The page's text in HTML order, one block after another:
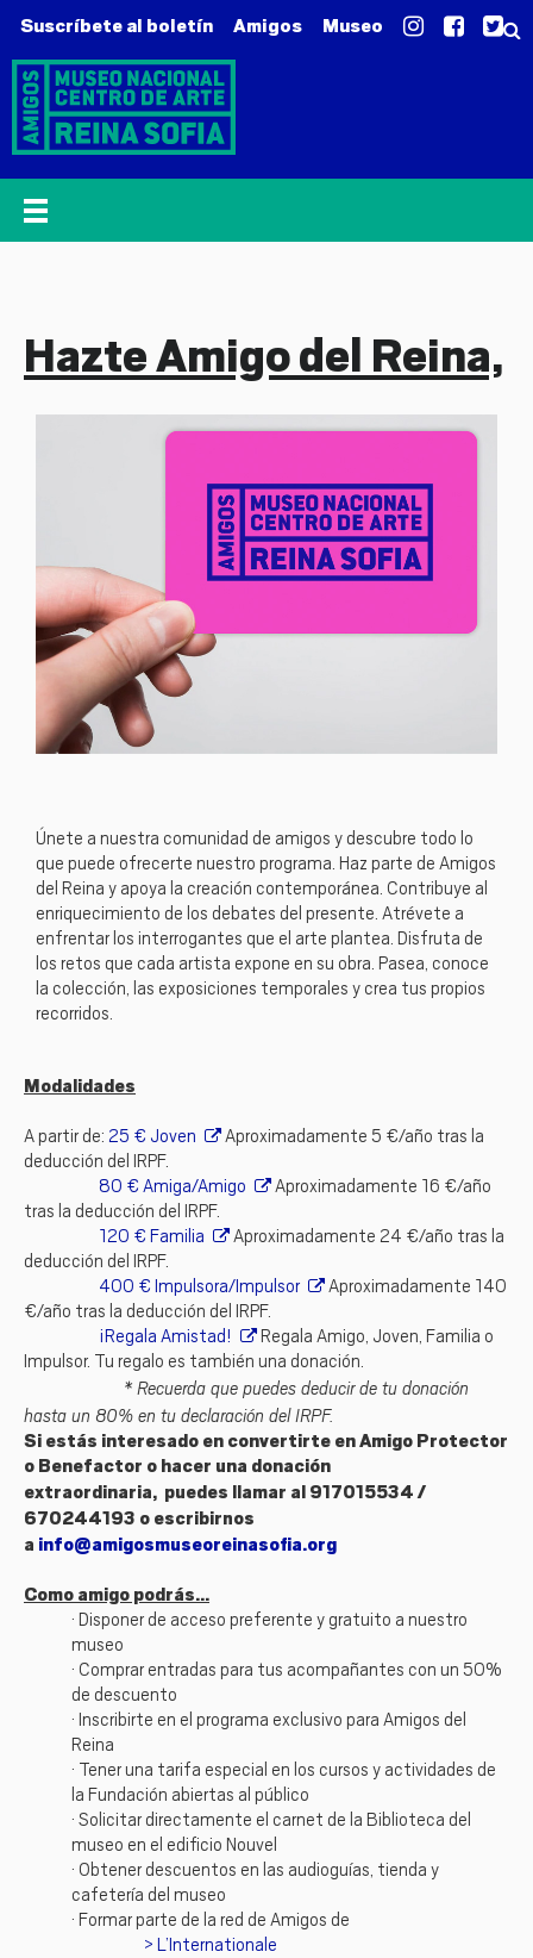
Suscríbete al boletín Amigos Museo
Hazte Amigo del Reina,
Únete a nuestra comunidad de amigos y descubre todo lo
que puede ofrecerte nuestro programa. Haz parte de Amigos
del Reina y apoya la creación contemporánea. Contribuye al
enriquecimiento de los debates del presente. Atrévete a
enfrentar los interrogantes que el arte plantea. Disfruta de
los retos que cada artista expone en su obra. Pasea, conoce
la colección, las exposiciones temporales y crea tus propios
recorridos.
Modalidades
A partir de: 25 € Joven
Aproximadamente 5 €/año tras la
deducción del IRPF.
80 € Amiga/Amigo
Aproximadamente 16 €/año
tras la deducción del IRPF.
120 € Familia
Aproximadamente 24 €/año tras la
deducción del IRPF.
400 € Impulsora/Impulsor
Aproximadamente 140
€/año tras la deducción del IRPF.
¡Regala Amistad!
Regala Amigo, Joven, Familia o
Impulsor. Tu regalo es también una donación.
* Recuerda que puedes deducir de tu donación
hasta un 80% en tu declaración del IRPF.
Si estás interesado en convertirte enAmigo Protector
o Benefactor o hacer una donación
extraordinaria, puedes llamar al 917015534 /
670244193 o escribirnos
a info@amigosmuseoreinasofia.org
Como amigo podrás...
· Disponer de acceso preferente y gratuito a nuestro
museo
· Comprar entradas para tus acompañantes con un 50%
de descuento
· Inscribirte en el programa exclusivo para Amigos del
Reina
· Tener una tarifa especial en los cursos y actividades de
la Fundación abiertas al público
· Solicitar directamente el carnet de la Biblioteca del
museo en el edificio Nouvel
· Obtener descuentos en las audioguías, tienda y
cafetería del museo
· Formar parte de la red de Amigos de
L’Internationale